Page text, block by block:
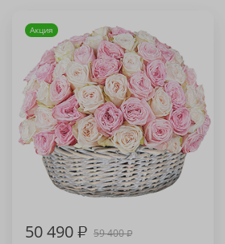
Акция
50 490₽ 59 400₽